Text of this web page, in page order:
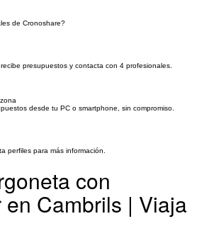
de Cronoshare?
presupuestos y contacta con 4 profesionales.
desde tu PC o smartphone, sin compromiso.
perfiles para más información.
con
Cambrils | Viaja